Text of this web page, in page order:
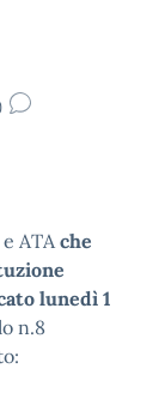
ATAche
lunedì 1
n.8